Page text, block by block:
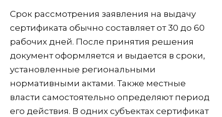
Срок рассмотрения заявления на выдачу
сертификата обычно составляет от 30 до 60
рабочих дней. После принятия решения
документ оформляется и выдается в сроки,
установленные региональными
нормативными актами. Также местные
власти самостоятельно определяют период
его действия. В одних субъектах сертификат